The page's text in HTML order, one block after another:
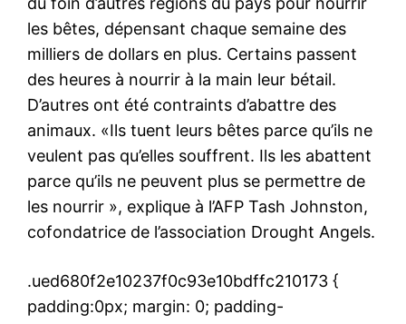
les bêtes, dépensant chaque semaine des
milliers de dollars en plus. Certains passent
des heures à nourrir à la main leur bétail.
D’autres ont été contraints d’abattre des
animaux. «Ils tuent leurs bêtes parce qu’ils ne
veulent pas qu’elles souffrent. Ils les abattent
parce qu’ils ne peuvent plus se permettre de
les nourrir », explique à l’AFP Tash Johnston,
cofondatrice de l’association Drought Angels.
.ued680f2e10237f0c93e10bdffc210173 {
padding:0px; margin: 0; padding-